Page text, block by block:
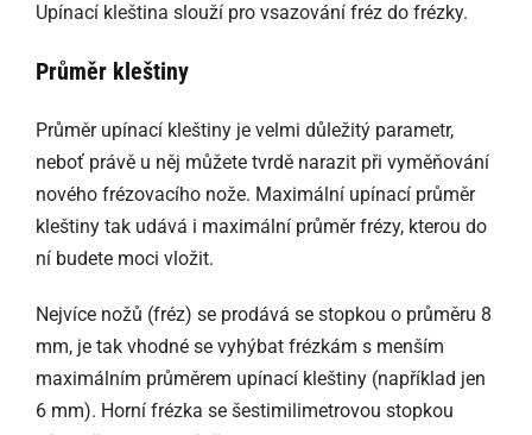
Upínací kleština slouží pro vsazování fréz do frézky.
Průměr kleštiny
Průměr upínací kleštiny je velmi důležitý parametr,
neboť právě u něj můžete tvrdě narazit při vyměňování
nového frézovacího nože. Maximální upínací průměr
kleštiny tak udává i maximální průměr frézy, kterou do
ní budete moci vložit.
Nejvíce nožů (fréz) se prodává se stopkou o průměru 8
mm, je tak vhodné se vyhýbat frézkám s menším
maximálním průměrem upínací kleštiny (například jen
6 mm). Horní frézka se šestimilimetrovou stopkou